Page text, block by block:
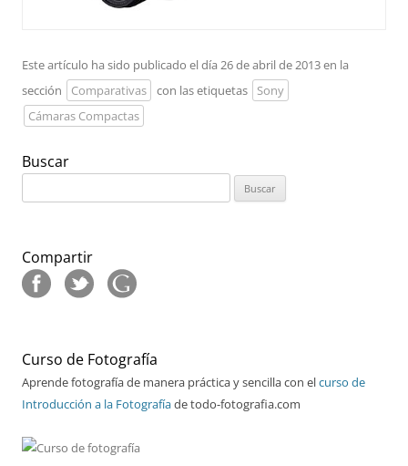
Este artículo ha sido publicado el día 26 de abril de 2013 en la
sección
Comparativas con las etiquetas
Sony
Cámaras Compactas
Buscar
Compartir
Curso de Fotografía
Aprende fotografía de manera práctica y sencilla con elcurso de
Introducción a la Fotografíade todo-fotografia.com